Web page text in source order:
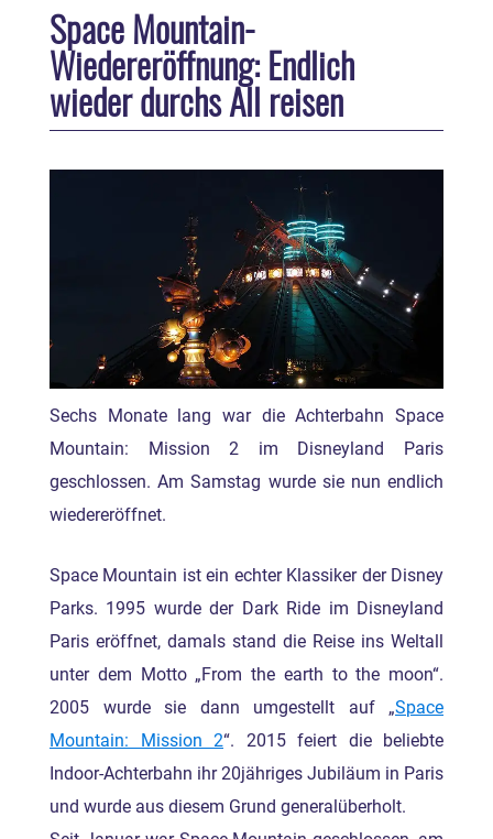
Space Mountain-
Wiedereröffnung: Endlich
wieder durchs All reisen
Sechs Monate lang war die Achterbahn Space
Mountain: Mission 2 im Disneyland Paris
geschlossen. Am Samstag wurde sie nun endlich
wiedereröffnet.
Space Mountain ist ein echter Klassiker der Disney
Parks. 1995 wurde der Dark Ride im Disneyland
Paris eröffnet, damals stand die Reise ins Weltall
unter dem Motto „From the earth to the moon“.
2005 wurde sie dann umgestellt auf „Space
Mountain: Mission 2“. 2015 feiert die beliebte
Indoor-Achterbahn ihr 20jähriges Jubiläum in Paris
und wurde aus diesem Grund generalüberholt.